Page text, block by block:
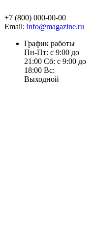
+7 (800) 000-00-00
Email: info@magazine.ru
График работы
Пн-Пт: с 9:00 до
21:00 Сб: с 9:00 до
18:00 Вс:
Выходной